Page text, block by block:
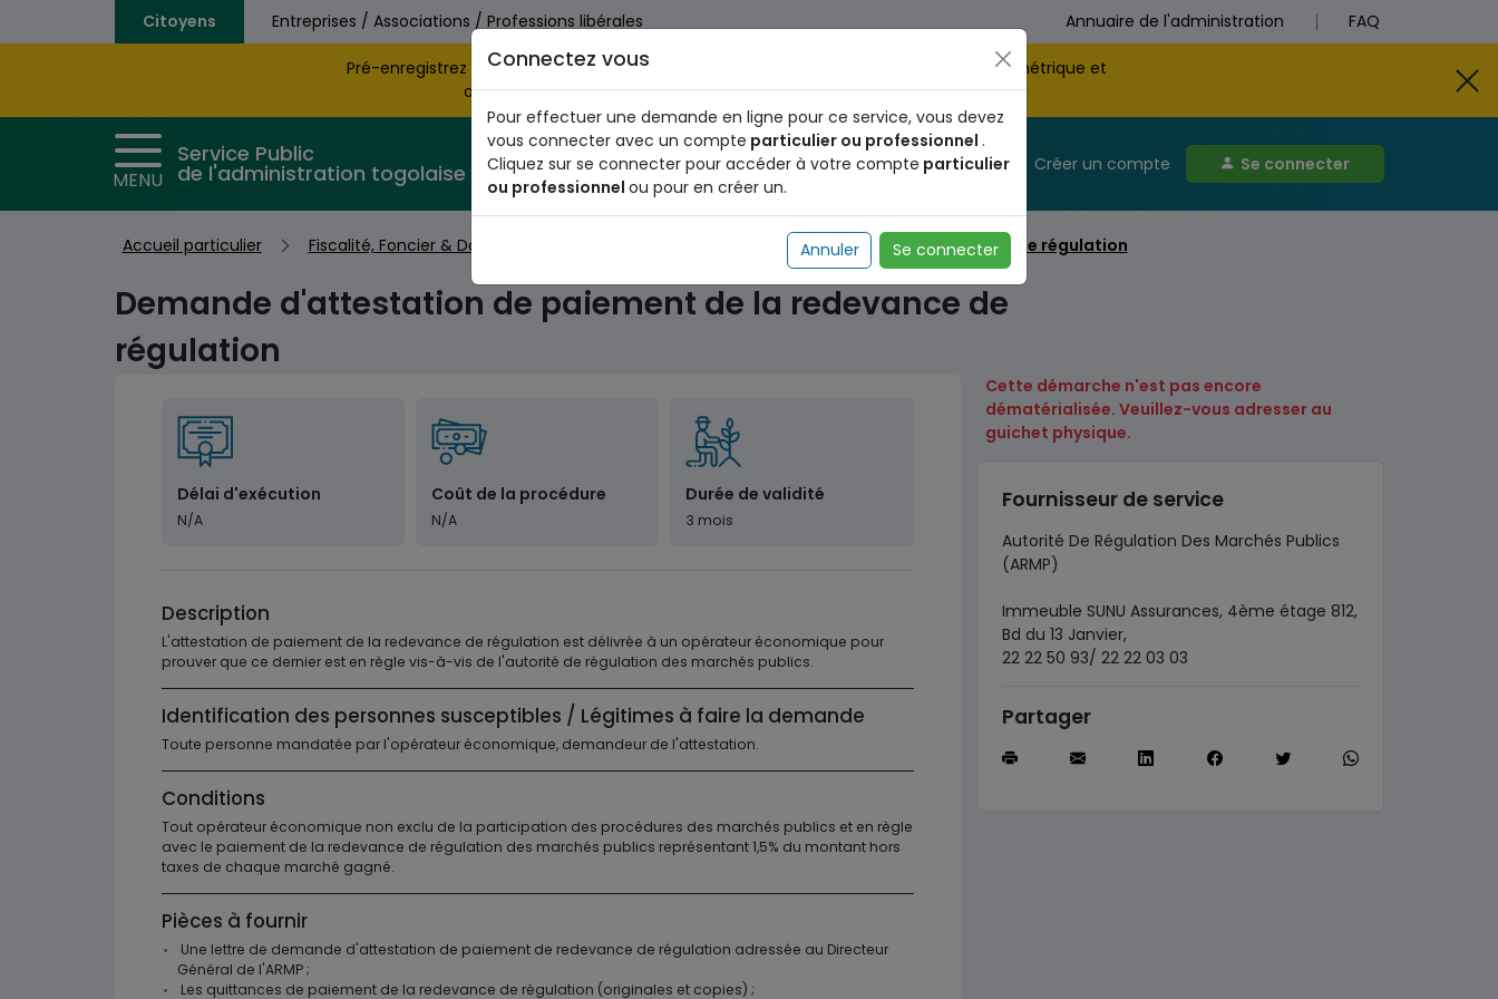
Aller au contenu principal
Citoyens Entreprises / Associations / Professions libérales Annuaire de l'administration FAQ
Pré-enregistrez vous dès maintenant pour le programme national d'identification biométrique et
obtenez votre Numéro d'Identification Unique (NIU) en cliquantICI.
MENU
Service Public
de l'administration togolaise Créer un compte Se connecter
Accueil particulier Fiscalité, Foncier & Douanes Demande d'attestation de paiement de la redevance de régulation
Demande d'attestation de paiement de la redevance de
régulation
Délai d'exécution
N/A
Coût de la procédure
N/A
Durée de validité
3 mois
Description
L'attestation de paiement de la redevance de régulation est délivrée à un opérateur économique pour
prouver que ce dernier est en règle vis-à-vis de l'autorité de régulation des marchés publics.
Identification des personnes susceptibles / Légitimes à faire la demande
Toute personne mandatée par l'opérateur économique, demandeur de l'attestation.
Conditions
Tout opérateur économique non exclu de la participation des procédures des marchés publics et en règle
avec le paiement de la redevance de régulation des marchés publics représentant 1,5% du montant hors
taxes de chaque marché gagné.
Pièces à fournir
Une lettre de demande d'attestation de paiement de redevance de régulation adressée au Directeur
Général de l'ARMP ;
Les quittances de paiement de la redevance de régulation (originales et copies) ;
Cette démarche n'est pas encore
dématérialisée. Veuillez-vous adresser au
guichet physique.
Fournisseur de service
Autorité De Régulation Des Marchés Publics
(ARMP)
Immeuble SUNU Assurances, 4ème étage 812,
Bd du 13 Janvier,
22 22 50 93/ 22 22 03 03
Partager
Connectez vous
Pour effectuer une demande en ligne pour ce service, vous devez
vous connecter avec un compte particulier ou professionnel .
Cliquez sur se connecter pour accéder à votre compte particulier
ou professionnel ou pour en créer un.
Annuler Se connecter